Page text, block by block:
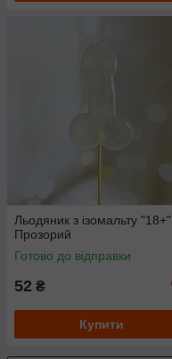
Льодяник з ізомальту "18+"
Прозорий
Готово до відправки
52 ₴
Купити